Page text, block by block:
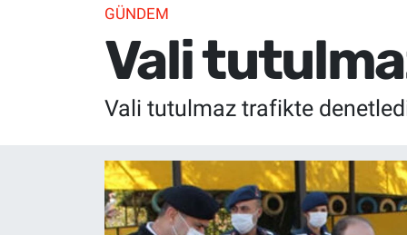
GÜNDEM
Vali
Vali tutulmaz trafikte